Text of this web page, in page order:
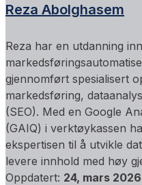
Reza Abolghasem
Reza har en utdanning
gjennomført spesialisert
markedsføring,
(SEO). Med en Google
(GAIQ) i verktøykassen
ekspertisen til å utvikle
levere innhold med høy
Oppdatert: 24, mars 2026